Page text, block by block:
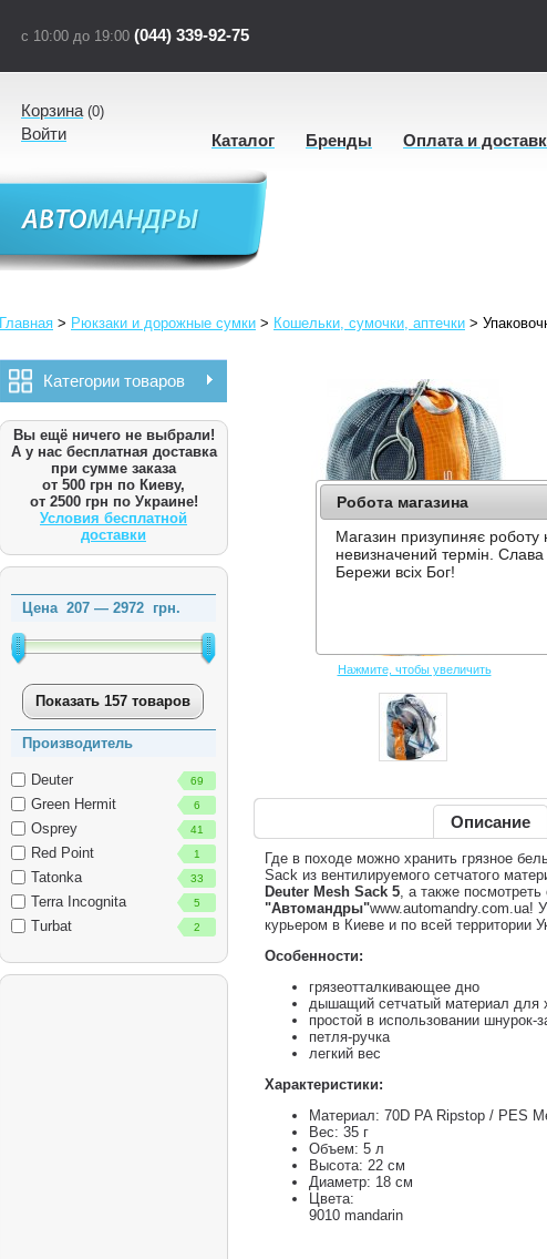
с 10:00 до 19:00 (044) 339-92-75
Корзина(0)
Войти Каталог Бренды Оплата и
Главная > Рюкзаки и дорожные сумки > Кошельки, сумочки, аптечки >
Категории товаров
Вы ещё ничего не выбрали!
А у нас бесплатная доставка
при сумме заказа
от 500 грн по Киеву,
от 2500 грн по Украине!
Условия бесплатной
доставки
Цена 207 — 2972 грн.
Показать 157 товаров
Производитель
Deuter 69
Green Hermit 6
Osprey 41
Red Point 1
Tatonka 33
Terra Incognita 5
Turbat 2
Нажмите, чтобы увеличить
Описание
Где в походе можно хранить грязное
Sack из вентилируемого сетчатого
Deuter Mesh Sack 5, а также
"Автомандры"www.automandry.com.ua!
курьером в Киеве и по всей территории
Особенности:
грязеотталкивающее дно
дышащий сетчатый материал для
простой в использовании шнурок-
петля-ручка
легкий вес
Характеристики:
Материал: 70D PA Ripstop / PES
Вес: 35 г
Объем: 5 л
Высота: 22 см
Диаметр: 18 см
Цвета:
9010 mandarin
Робота магазина
Магазин призупиняє роботу
невизначений термін. Слава
Бережи всіх Бог!